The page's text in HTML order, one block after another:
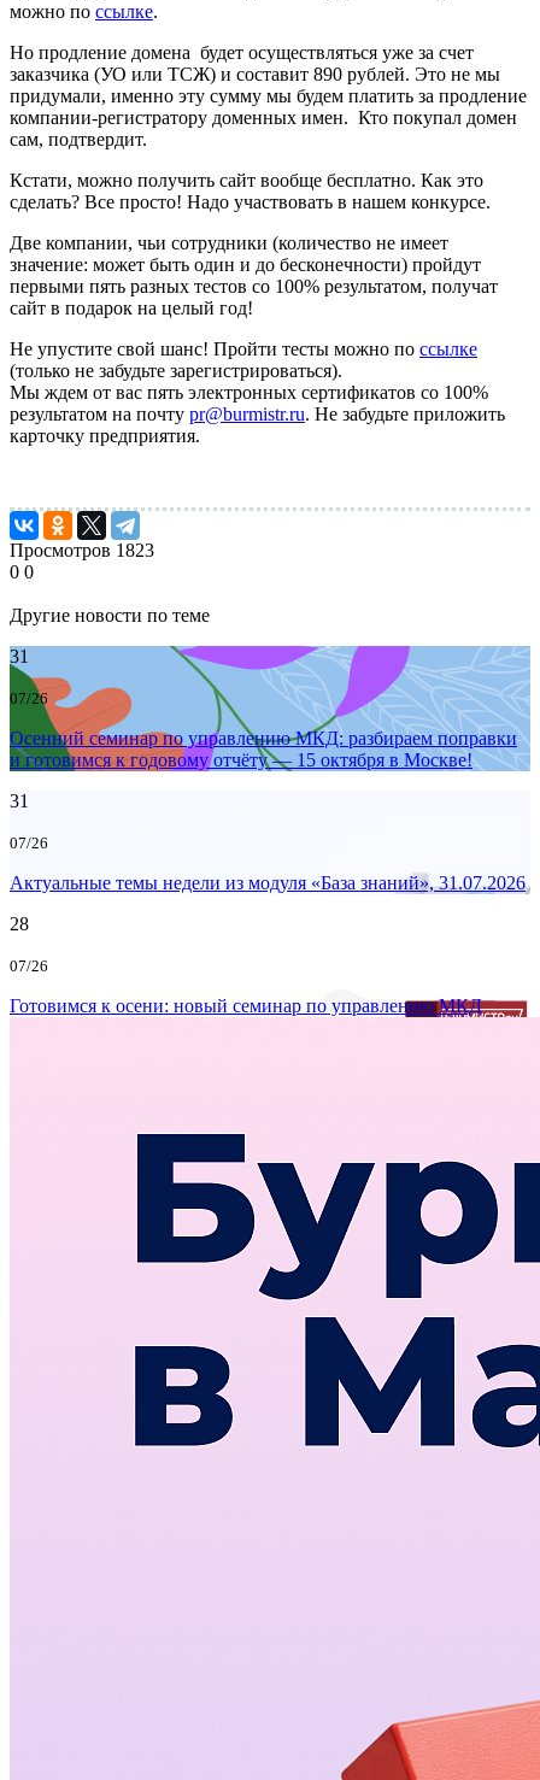
можно по ссылке.
Но продление домена будет осуществляться уже за счет
заказчика (УО или ТСЖ) и составит 890 рублей. Это не мы
придумали, именно эту сумму мы будем платить за продление
компании-регистратору доменных имен. Кто покупал домен
сам, подтвердит.
Кстати, можно получить сайт вообще бесплатно. Как это
сделать? Все просто! Надо участвовать в нашем конкурсе.
Две компании, чьи сотрудники (количество не имеет
значение: может быть один и до бесконечности) пройдут
первыми пять разных тестов со 100% результатом, получат
сайт в подарок на целый год!
Не упустите свой шанс! Пройти тесты можно по ссылке
(только не забудьте зарегистрироваться).
Мы ждем от вас пять электронных сертификатов со 100%
результатом на почту pr@burmistr.ru. Не забудьте приложить
карточку предприятия.
Просмотров 1823
0 0
Другие новости по теме
31
07/26
Осенний семинар по управлению МКД: разбираем поправки
и готовимся к годовому отчёту — 15 октября в Москве!
31
07/26
Актуальные темы недели из модуля «База знаний», 31.07.2026
28
07/26
Готовимся к осени: новый семинар по управлению МКД